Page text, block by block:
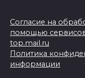
Согласие на
помощью
top.mail.ru
Политика
информации